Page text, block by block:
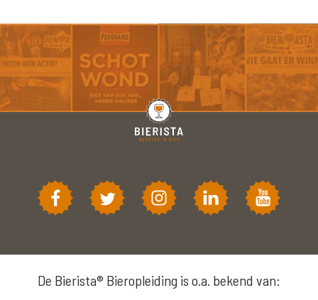
De Bierista® Bieropleiding is o.a. bekend van: